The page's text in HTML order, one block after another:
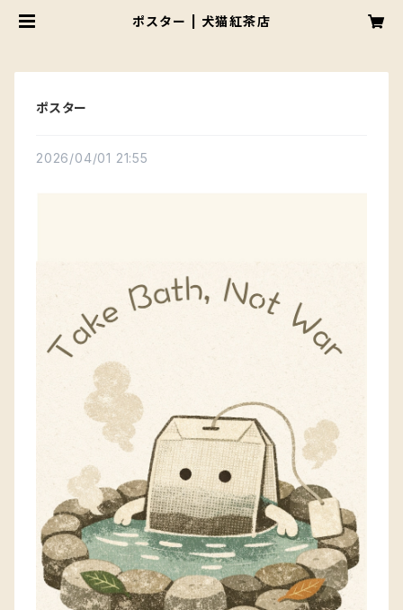
ポスター | 犬猫紅茶店
ポスター
2026/04/01 21:55